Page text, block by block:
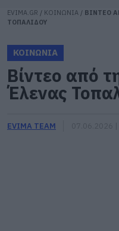
EVIMA.GR / ΚΟΙΝΩΝΙΑ / ΒΙΝΤΕΟ
ΤΟΠΑΛΙΔΟΥ
ΚΟΙΝΩΝΙΑ
Βίντεο από
Έλενας
EVIMA TEAM